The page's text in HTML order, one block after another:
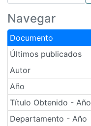
Navegar
Documento
Últimos publicados
Autor
Año
Título Obtenido - Año
Departamento - Año